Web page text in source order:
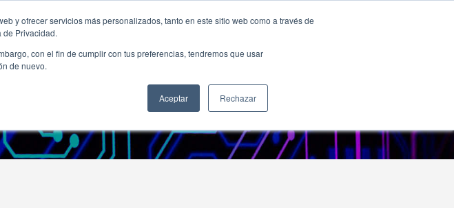
y ofrecer servicios más personalizados, tanto en este sitio web como a través de
de Privacidad.
con el fin de cumplir con tus preferencias, tendremos que usar
de nuevo.
Aceptar Rechazar